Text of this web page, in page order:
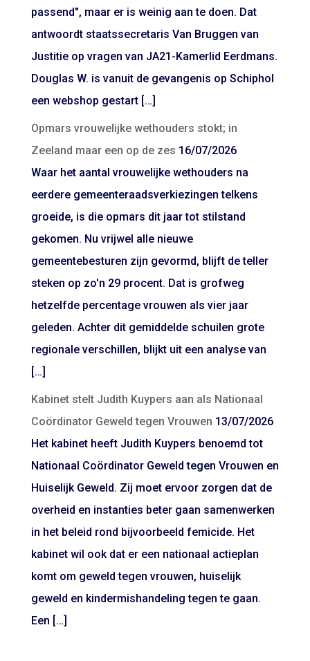
passend", maar er is weinig aan te doen. Dat
antwoordt staatssecretaris Van Bruggen van
Justitie op vragen van JA21-Kamerlid Eerdmans.
Douglas W. is vanuit de gevangenis op Schiphol
een webshop gestart […]
Opmars vrouwelijke wethouders stokt; in
Zeeland maar een op de zes 16/07/2026
Waar het aantal vrouwelijke wethouders na
eerdere gemeenteraadsverkiezingen telkens
groeide, is die opmars dit jaar tot stilstand
gekomen. Nu vrijwel alle nieuwe
gemeentebesturen zijn gevormd, blijft de teller
steken op zo'n 29 procent. Dat is grofweg
hetzelfde percentage vrouwen als vier jaar
geleden. Achter dit gemiddelde schuilen grote
regionale verschillen, blijkt uit een analyse van
[…]
Kabinet stelt Judith Kuypers aan als Nationaal
Coördinator Geweld tegen Vrouwen 13/07/2026
Het kabinet heeft Judith Kuypers benoemd tot
Nationaal Coördinator Geweld tegen Vrouwen en
Huiselijk Geweld. Zij moet ervoor zorgen dat de
overheid en instanties beter gaan samenwerken
in het beleid rond bijvoorbeeld femicide. Het
kabinet wil ook dat er een nationaal actieplan
komt om geweld tegen vrouwen, huiselijk
geweld en kindermishandeling tegen te gaan.
Een […]